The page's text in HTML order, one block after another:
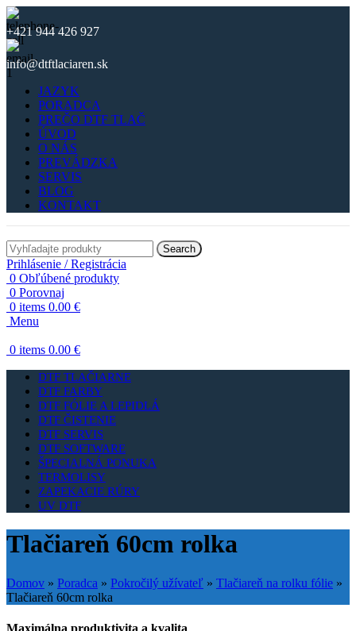
+421 944 426 927
info@dtftlaciaren.sk
JAZYK
PORADCA
PREČO DTF TLAČ
ÚVOD
O NÁS
PREVÁDZKA
SERVIS
BLOG
KONTAKT
Search
Prihlásenie / Registrácia
0 Obľúbené produkty
0 Porovnaj
0 items 0.00 €
Menu
0 items 0.00 €
DTF TLAČIARNE
DTF FARBY
DTF FÓLIE A LEPIDLÁ
DTF ČISTENIE
DTF SERVIS
DTF SOFTWARE
ŠPECIALNÁ PONUKA
TERMOLISY
ZAPEKACIE RÚRY
UV DTF
Tlačiareň 60cm rolka
Domov » Poradca » Pokročilý užívateľ » Tlačiareň na rolku fólie »
Tlačiareň 60cm rolka